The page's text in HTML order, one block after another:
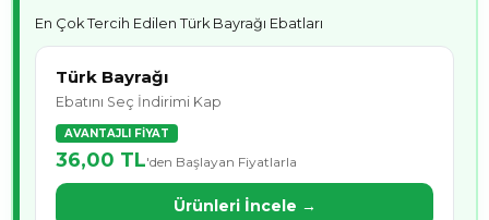
En Çok Tercih Edilen Türk Bayrağı Ebatları
Türk Bayrağı
Ebatını Seç İndirimi Kap
AVANTAJLI FİYAT
36,00 TL'den Başlayan Fiyatlarla
Ürünleri İncele →